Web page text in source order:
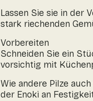
Lassen Sie sie in der
stark riechenden
Vorbereiten
Schneiden Sie ein
vorsichtig mit
Wie andere Pilze
der Enoki an